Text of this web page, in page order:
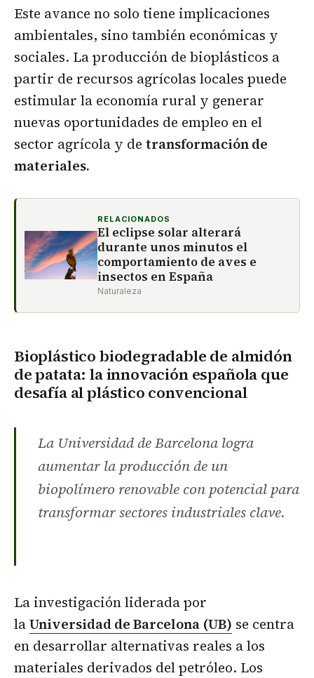
Este avance no solo tiene implicaciones
ambientales, sino también económicas y
sociales. La producción de bioplásticos a
partir de recursos agrícolas locales puede
estimular la economía rural y generar
nuevas oportunidades de empleo en el
sector agrícola y de transformación de
materiales.
RELACIONADOS
El eclipse solar alterará
durante unos minutos el
comportamiento de aves e
insectos en España
Naturaleza
Bioplástico biodegradable de almidón
de patata: la innovación española que
desafía al plástico convencional
La Universidad de Barcelona logra
aumentar la producción de un
biopolímero renovable con potencial para
transformar sectores industriales clave.
La investigación liderada por
laUniversidad de Barcelona (UB) se centra
en desarrollar alternativas reales a los
materiales derivados del petróleo. Los